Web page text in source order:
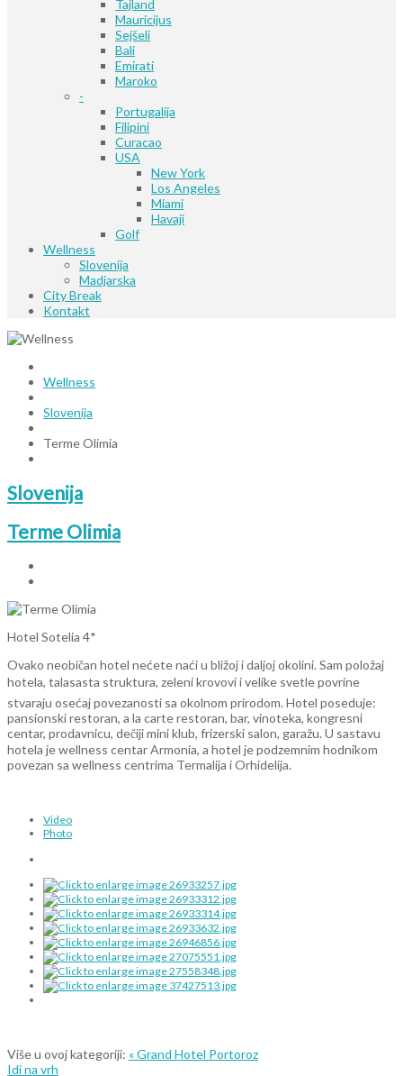
Tajland
Mauricijus
Sejšeli
Bali
Emirati
Maroko
-
Portugalija
Filipini
Curacao
USA
New York
Los Angeles
Miami
Havaji
Golf
Wellness
Slovenija
Madjarska
City Break
Kontakt
Wellness
Slovenija
Terme Olimia
Slovenija
Terme Olimia
Hotel Sotelia 4*
Ovako neobičan hotel nećete naći u bližoj i daljoj okolini. Sam položaj
hotela, talasasta struktura, zeleni krovovi i velike svetle povrine
stvaraju osećaj povezanosti sa okolnom prirodom. Hotel poseduje:
pansionski restoran, a la carte restoran, bar, vinoteka, kongresni
centar, prodavnicu, dečiji mini klub, frizerski salon, garažu. U sastavu
hotela je wellness centar Armonia, a hotel je podzemnim hodnikom
povezan sa wellness centrima Termalija i Orhidelija.
Video
Photo
Više u ovoj kategoriji: « Grand Hotel Portoroz
Idi na vrh